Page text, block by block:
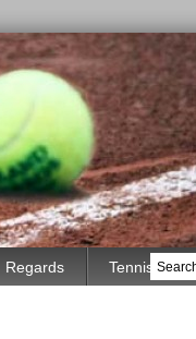
Regards Tennis Race